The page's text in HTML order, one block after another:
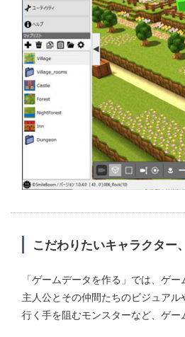
こだわりたいキャラクター
「ゲームデータを作る」では、ゲー
主人公とその仲間たちのビジュア
行く手を阻むモンスターなど、ゲ